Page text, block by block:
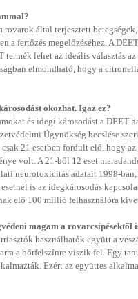
által terjesztett
a fertőzés megelőzéséhez. A
lehet az ideális választás
elmondható, hogy a
okozhat. Igaz ez?
és idegi károsodást a DEET
Ügynökség becslése
21 esetben fordult elő, hogy
volt. A 21-ből 12 eset
neurotoxicitás adatait 1998-
is az idegkárosodás
elő 100 millió felhasználóra
magam a
használhatók együtt a
a bőrfelszínre viszik fel. Egy
Ezért az együttes